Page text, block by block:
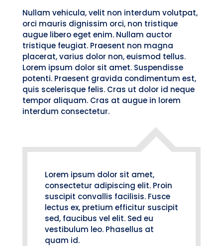
Nullam vehicula, velit non interdum volutpat,
orci mauris dignissim orci, non tristique
augue libero eget enim. Nullam auctor
tristique feugiat. Praesent non magna
placerat, varius dolor non, euismod tellus.
Lorem ipsum dolor sit amet. Suspendisse
potenti. Praesent gravida condimentum est,
quis scelerisque felis. Cras ut dolor id neque
tempor aliquam. Cras at augue in lorem
interdum consectetur.
Lorem ipsum dolor sit amet,
consectetur adipiscing elit. Proin
suscipit convallis facilisis. Fusce
lectus ex, pretium efficitur suscipit
sed, faucibus vel elit. Sed eu
vestibulum leo. Phasellus at
quam id.